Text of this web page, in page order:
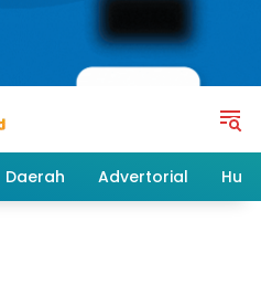
Daerah Advertorial